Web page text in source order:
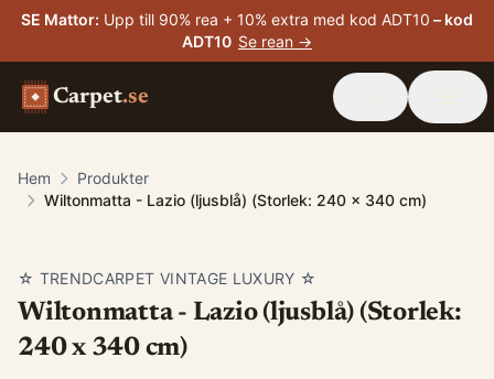
SE Mattor: Upp till 90% rea + 10% extra med kod ADT10 – kod
ADT10 Se rean →
Carpet.se
Hem
Produkter
Wiltonmatta - Lazio (ljusblå) (Storlek: 240 x 340 cm)
☆ TRENDCARPET VINTAGE LUXURY ☆
Wiltonmatta - Lazio (ljusblå) (Storlek:
240 x 340 cm)